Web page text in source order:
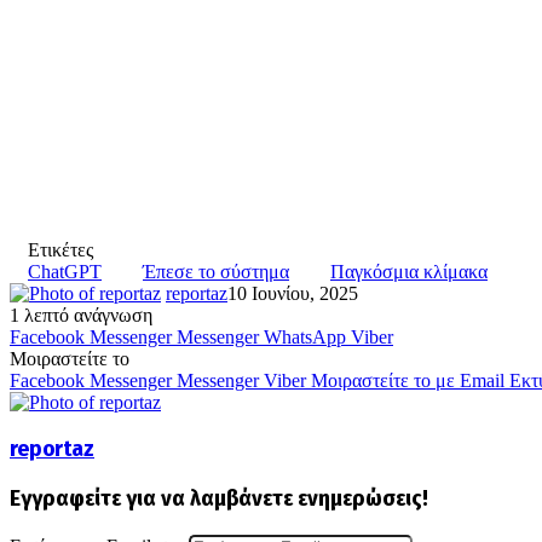
Ετικέτες
ChatGPT
Έπεσε το σύστημα
Παγκόσμια κλίμακα
reportaz10 Ιουνίου, 2025
1 λεπτό ανάγνωση
Facebook Messenger Messenger WhatsApp Viber
Μοιραστείτε το
Facebook Messenger Messenger Viber Μοιραστείτε το με Email
reportaz
Εγγραφείτε για να λαμβάνετε ενημερώσεις!